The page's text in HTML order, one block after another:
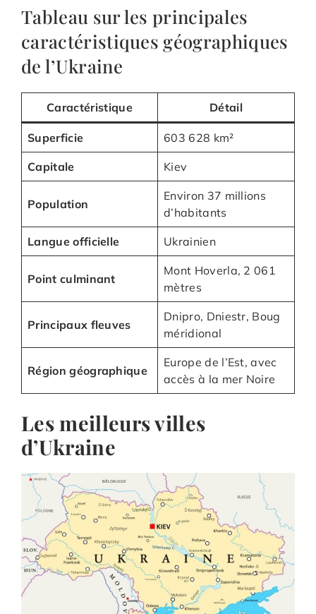
Tableau sur les principales
caractéristiques géographiques
de l’Ukraine
Caractéristique Détail
Superficie 603 628 km²
Capitale Kiev
Population
Environ 37 millions
d’habitants
Langue officielle Ukrainien
Point culminant
Mont Hoverla, 2 061
mètres
Principaux fleuves
Dnipro, Dniestr, Boug
méridional
Région géographique
Europe de l’Est, avec
accès à la mer Noire
Les meilleurs villes
d’Ukraine